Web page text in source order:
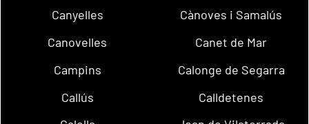
Canyelles
Cànoves i Samalús
Canovelles
Canet de Mar
Campins
Calonge de Segarra
Callús
Calldetenes